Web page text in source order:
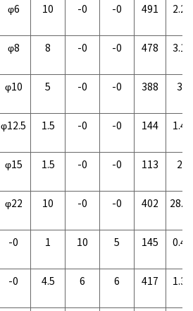
φ6 10 -0 -0 491 2.2g
φ8 8 -0 -0 478 3.1g
φ10 5 -0 -0 388 3g
φ12.5 1.5 -0 -0 144 1.4g
φ15 1.5 -0 -0 113 2g
φ22 10 -0 -0 402
-0 1 10 5 145 0.4g
-0 4.5 6 6 417 1.3g